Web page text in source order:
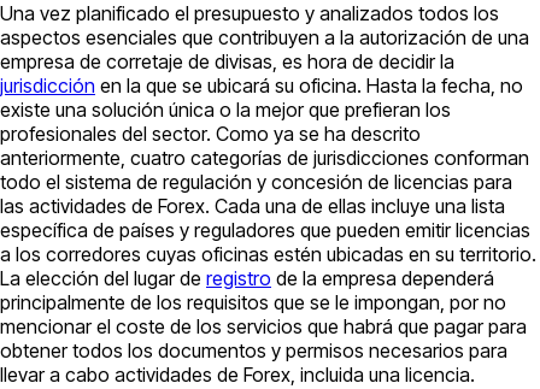
Una vez planificado el presupuesto y analizados todos los
aspectos esenciales que contribuyen a la autorización de una
empresa de corretaje de divisas, es hora de decidir la
jurisdicción en la que se ubicará su oficina. Hasta la fecha, no
existe una solución única o la mejor que prefieran los
profesionales del sector. Como ya se ha descrito
anteriormente, cuatro categorías de jurisdicciones conforman
todo el sistema de regulación y concesión de licencias para
las actividades de Forex. Cada una de ellas incluye una lista
específica de países y reguladores que pueden emitir licencias
a los corredores cuyas oficinas estén ubicadas en su territorio.
La elección del lugar de registro de la empresa dependerá
principalmente de los requisitos que se le impongan, por no
mencionar el coste de los servicios que habrá que pagar para
obtener todos los documentos y permisos necesarios para
llevar a cabo actividades de Forex, incluida una licencia.